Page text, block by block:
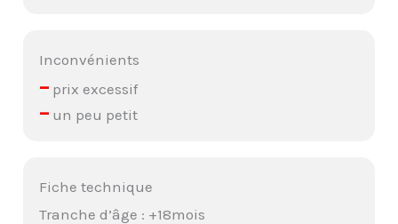
Inconvénients
– prix excessif
– un peu petit
Fiche technique
Tranche d’âge : +18mois